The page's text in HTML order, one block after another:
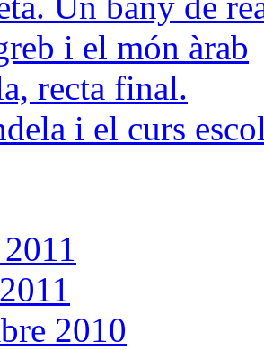
i el món àrab
recta final.
i el curs
2010